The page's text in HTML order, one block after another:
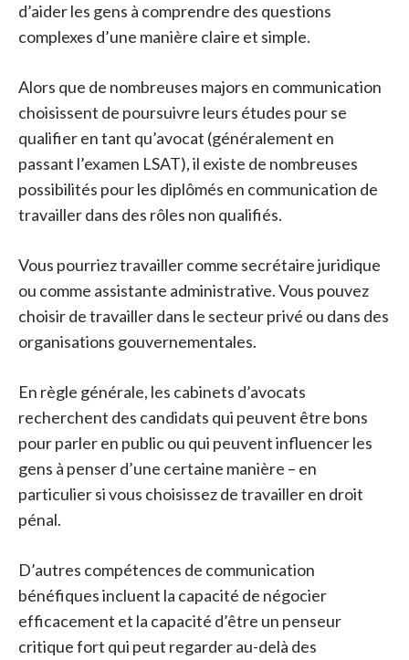
d’aider les gens à comprendre des questions
complexes d’une manière claire et simple.
Alors que de nombreuses majors en communication
choisissent de poursuivre leurs études pour se
qualifier en tant qu’avocat (généralement en
passant l’examen LSAT), il existe de nombreuses
possibilités pour les diplômés en communication de
travailler dans des rôles non qualifiés.
Vous pourriez travailler comme secrétaire juridique
ou comme assistante administrative. Vous pouvez
choisir de travailler dans le secteur privé ou dans des
organisations gouvernementales.
En règle générale, les cabinets d’avocats
recherchent des candidats qui peuvent être bons
pour parler en public ou qui peuvent influencer les
gens à penser d’une certaine manière – en
particulier si vous choisissez de travailler en droit
pénal.
D’autres compétences de communication
bénéfiques incluent la capacité de négocier
efficacement et la capacité d’être un penseur
critique fort qui peut regarder au-delà des